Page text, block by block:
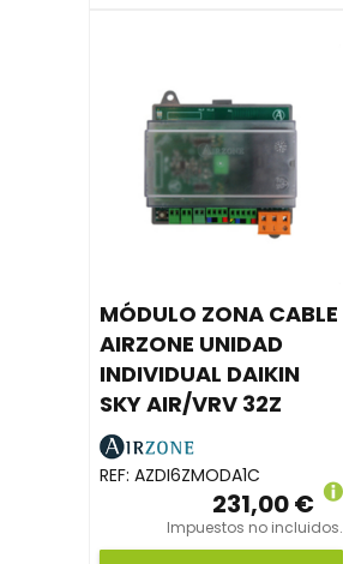
MÓDULO ZONA CABLE
AIRZONE UNIDAD
INDIVIDUAL DAIKIN
SKY AIR/VRV 32Z
REF: AZDI6ZMODA1C
231,00 €
Impuestos no incluidos.